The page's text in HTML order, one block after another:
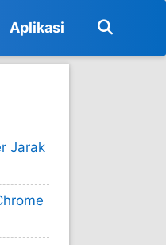
Aplikasi
Jarak